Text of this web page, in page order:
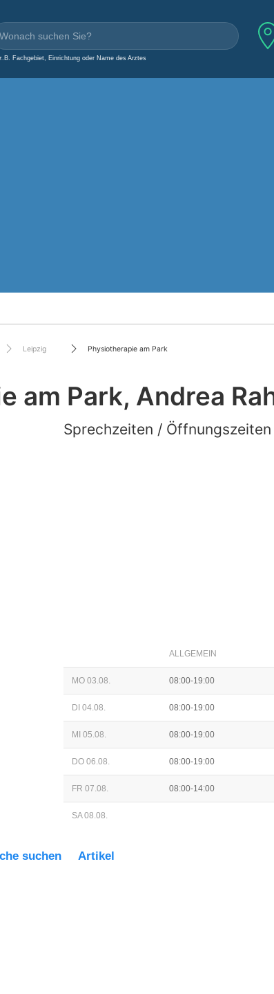
Fachgebiet, Einrichtung oder Name des Arztes
Leipzig Physiotherapie am Park
am Park, Andrea
Sprechzeiten / Öffnungszeiten
ALLGEMEIN
MO 03.08. 08:00-19:00
DI 04.08. 08:00-19:00
MI 05.08. 08:00-19:00
DO 06.08. 08:00-19:00
FR 07.08. 08:00-14:00
SA 08.08.
suchen Artikel